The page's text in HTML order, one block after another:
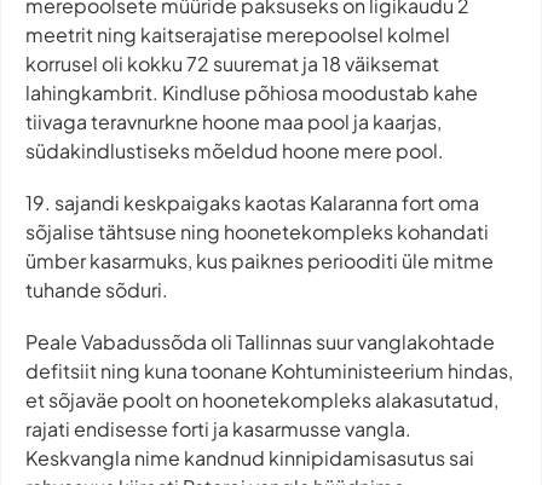
merepoolsete müüride paksuseks on ligikaudu 2
meetrit ning kaitserajatise merepoolsel kolmel
korrusel oli kokku 72 suuremat ja 18 väiksemat
lahingkambrit. Kindluse põhiosa moodustab kahe
tiivaga teravnurkne hoone maa pool ja kaarjas,
südakindlustiseks mõeldud hoone mere pool.
19. sajandi keskpaigaks kaotas Kalaranna fort oma
sõjalise tähtsuse ning hoonetekompleks kohandati
ümber kasarmuks, kus paiknes periooditi üle mitme
tuhande sõduri.
Peale Vabadussõda oli Tallinnas suur vanglakohtade
defitsiit ning kuna toonane Kohtuministeerium hindas,
et sõjaväe poolt on hoonetekompleks alakasutatud,
rajati endisesse forti ja kasarmusse vangla.
Keskvangla nime kandnud kinnipidamisasutus sai